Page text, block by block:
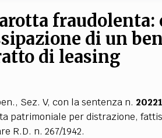
di un
di leasing
Sez. V, con la sentenza n.
patrimoniale per distrazione,
R.D. n. 267/1942.